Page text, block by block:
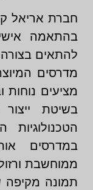
חברת אריאל
להתאים
מדרסים
מציעים נוחות
הטכנולוגיות
במדרסים
ממוחשבת
תמונה מקיפה